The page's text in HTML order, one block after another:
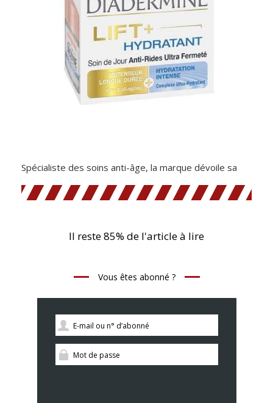
Spécialiste des soins anti-âge, la marque dévoile sa
Il reste 85% de l'article à lire
Vous êtes abonné ?